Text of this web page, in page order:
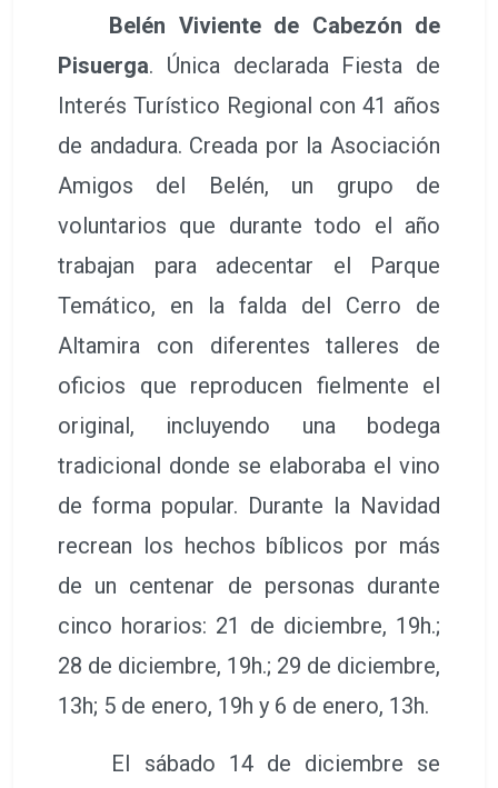
Belén Viviente de Cabezón de
Pisuerga. Única declarada Fiesta de
Interés Turístico Regional con 41 años
de andadura. Creada por la Asociación
Amigos del Belén, un grupo de
voluntarios que durante todo el año
trabajan para adecentar el Parque
Temático, en la falda del Cerro de
Altamira con diferentes talleres de
oficios que reproducen fielmente el
original, incluyendo una bodega
tradicional donde se elaboraba el vino
de forma popular. Durante la Navidad
recrean los hechos bíblicos por más
de un centenar de personas durante
cinco horarios: 21 de diciembre, 19h.;
28 de diciembre, 19h.; 29 de diciembre,
13h; 5 de enero, 19h y 6 de enero, 13h.
El sábado 14 de diciembre se